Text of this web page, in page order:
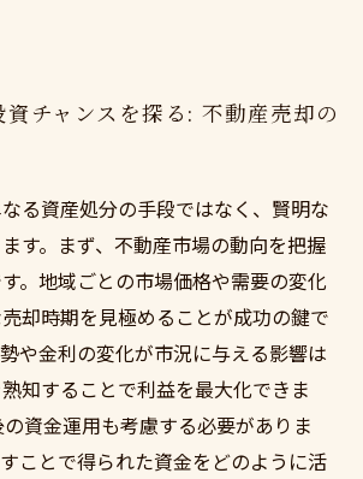
チャンスを探る: 不動産売却の
る資産処分の手段ではなく、賢明な
す。まず、不動産市場の動向を把握
。地域ごとの市場価格や需要の変化
却時期を見極めることが成功の鍵で
や金利の変化が市況に与える影響は
知することで利益を最大化できま
資金運用も考慮する必要がありま
ことで得られた資金をどのように活